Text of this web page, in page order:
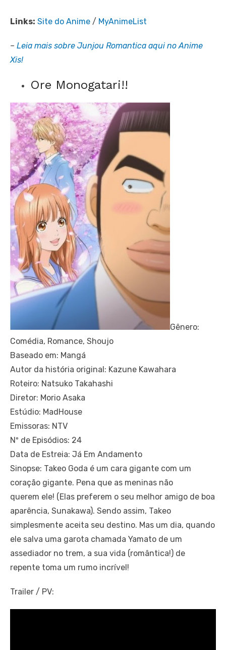
Links: Site do Anime / MyAnimeList
– Leia mais sobre Junjou Romantica aqui no Anime
Xis!
Ore Monogatari!!
Gênero:
Comédia, Romance, Shoujo
Baseado em: Mangá
Autor da história original: Kazune Kawahara
Roteiro: Natsuko Takahashi
Diretor: Morio Asaka
Estúdio: MadHouse
Emissoras: NTV
Nº de Episódios: 24
Data de Estreia: Já Em Andamento
Sinopse: Takeo Goda é um cara gigante com um
coração gigante. Pena que as meninas não
querem ele! (Elas preferem o seu melhor amigo de boa
aparência, Sunakawa). Sendo assim, Takeo
simplesmente aceita seu destino. Mas um dia, quando
ele salva uma garota chamada Yamato de um
assediador no trem, a sua vida (romântica!) de
repente toma um rumo incrível!
Trailer / PV: